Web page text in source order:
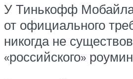
У Тинькофф
от официального
никогда не
«российского»